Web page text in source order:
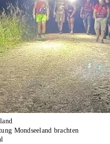
Mondseeland brachten